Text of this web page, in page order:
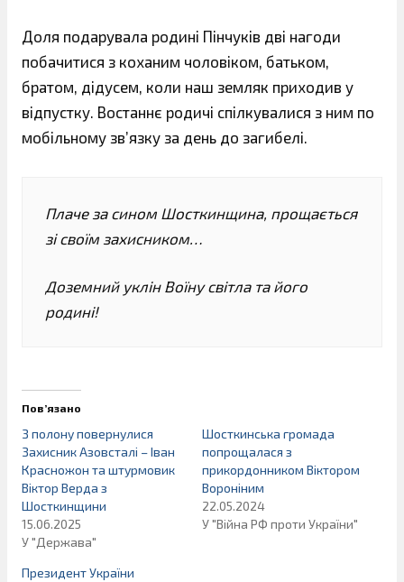
Доля подарувала родині Пінчуків дві нагоди
побачитися з коханим чоловіком, батьком,
братом, дідусем, коли наш земляк приходив у
відпустку. Востаннє родичі спілкувалися з ним по
мобільному зв’язку за день до загибелі.
Плаче за сином Шосткинщина, прощається
зі своїм захисником…
Доземний уклін Воїну світла та його
родині!
Пов’язано
З полону повернулися
Захисник Азовсталі – Іван
Красножон та штурмовик
Віктор Верда з
Шосткинщини
15.06.2025
У "Держава"
Шосткинська громада
попрощалася з
прикордонником Віктором
Вороніним
22.05.2024
У "Війна РФ проти України"
Президент України